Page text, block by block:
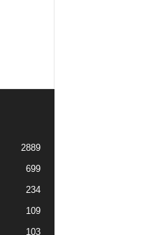
2889
699
234
109
103